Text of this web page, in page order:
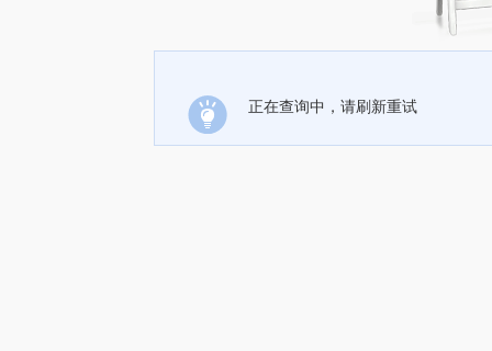
正在查询中，请刷新重试